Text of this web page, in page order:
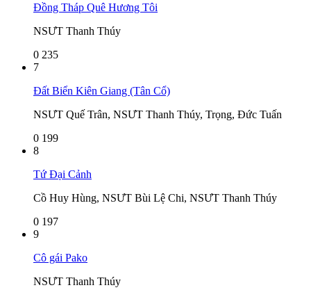
Đồng Tháp Quê Hương Tôi
NSƯT Thanh Thúy
0 235
7
Đất Biển Kiên Giang (Tân Cổ)
NSƯT Quế Trân, NSƯT Thanh Thúy, Trọng, Đức Tuấn
0 199
8
Tứ Đại Cảnh
Cồ Huy Hùng, NSƯT Bùi Lệ Chi, NSƯT Thanh Thúy
0 197
9
Cô gái Pako
NSƯT Thanh Thúy